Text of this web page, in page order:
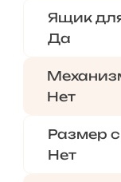
Ящик
Да
Нет
Размер
Нет